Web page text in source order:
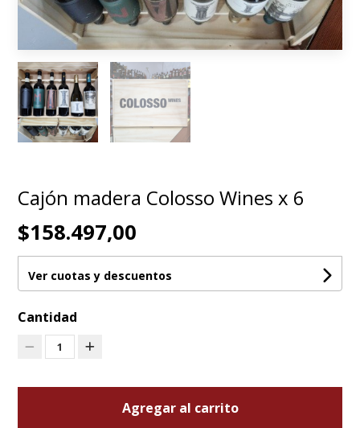
Cajón madera Colosso Wines x 6
$158.497,00
Ver cuotas y descuentos
Cantidad
1
Agregar al carrito